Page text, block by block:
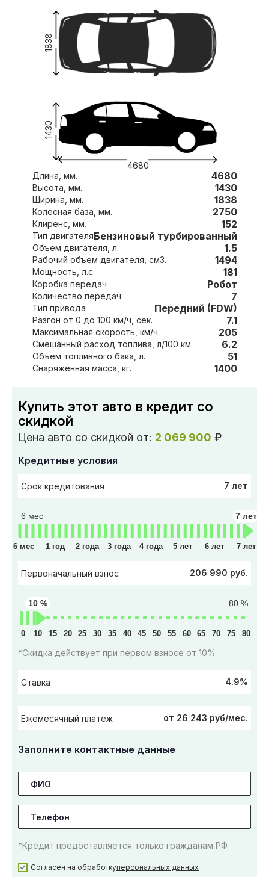
4680
1430
1838
Длина, мм. 4680
Высота, мм. 1430
Ширина, мм. 1838
Колесная база, мм. 2750
Клиренс, мм. 152
Тип двигателяБензиновый турбированный
Объем двигателя, л. 1.5
Рабочий объем двигателя, см3. 1494
Мощность, л.с. 181
Коробка передач Робот
Количество передач 7
Тип привода Передний (FDW)
Разгон от 0 до 100 км/ч, сек. 7.1
Максимальная скорость, км/ч. 205
Смешанный расход топлива, л/100 км. 6.2
Объем топливного бака, л. 51
Снаряженная масса, кг. 1400
Купить этот авто в кредит со
скидкой
Цена авто со скидкой от: 2 069 900 ₽
Кредитные условия
Срок кредитования 7 лет
6 мес 7 лет
6 мес 1 год 2 года 3 года 4 года 5 лет 6 лет 7 лет
Первоначальный взнос 206 990 руб.
80 %
10 %
0 10 15 20 25 30 35 40 45 50 55 60 65 70 75 80
*Скидка действует при первом взносе от 10%
Ставка 4.9%
Ежемесячный платеж от 26 243 руб/мес.
Заполните контактные данные
*Кредит предоставляется только гражданам РФ
Согласен на обработкуперсональных данных